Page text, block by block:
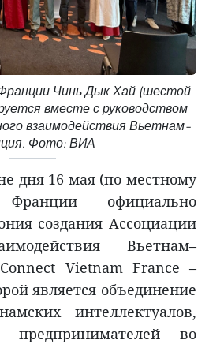
Чинь Дык Хай (шестой
вместе с руководством
взаимодействия Вьетнам–
Фото: ВИА
дня 16 мая (по местному
официально
создания Ассоциации
Вьетнам–
Vietnam France –
является объединение
интеллектуалов,
предпринимателей во